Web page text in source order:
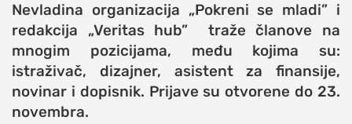
ostali sportovi
zabava
muzika
putovanja
moda i stil
Nevladina organizacija „Pokreni se mladi” i
redakcija „Veritas hub” traže članove na
mnogim pozicijama, među kojima su:
istraživač, dizajner, asistent za finansije,
novinar i dopisnik. Prijave su otvorene do 23.
novembra.